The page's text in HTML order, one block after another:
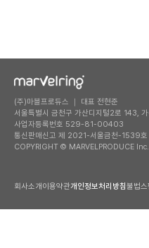
(주)마블프로듀스 ｜ 대표 전현준
서울특별시 금천구 가산디지털2로 143,
사업자등록번호 529-81-00403
통신판매신고 제 2021-서울금천-1539호
COPYRIGHT © MARVELPRODUCE Inc.
회사소개이용약관개인정보처리방침불법스